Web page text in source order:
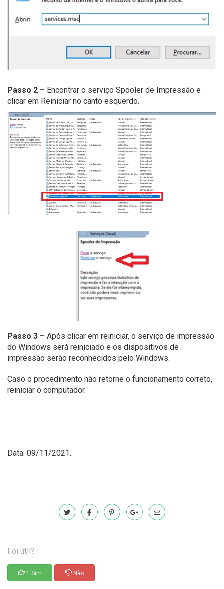
Passo 2 – Encontrar o serviço Spooler de Impressão e
clicar em Reiniciar no canto esquerdo.
Passo 3 – Após clicar em reiniciar, o serviço de impressão
do Windows será reiniciado e os dispositivos de
impressão serão reconhecidos pelo Windows.
Caso o procedimento não retorne o funcionamento correto,
reiniciar o computador.
Data: 09/11/2021.
Foi útil?
1 Sim Não